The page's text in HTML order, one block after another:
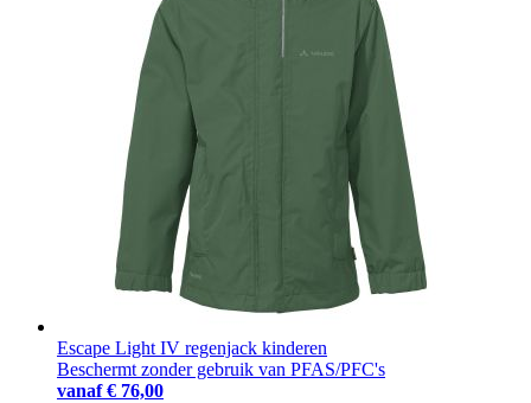
Escape Light IV regenjack kinderen
Beschermt zonder gebruik van PFAS/PFC's
vanaf € 76,00